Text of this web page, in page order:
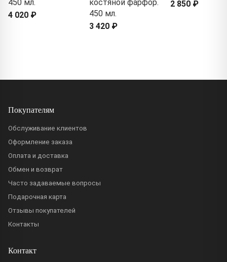
450 мл.
4 020 ₽
костяной фарфор.
450 мл.
3 420 ₽
2 850 ₽
Покупателям
Обслуживание клиентов
Оформление заказа
Оплата и доставка
Обмен и возврат
Часто задаваемые вопросы
Подарочная карта
Отзывы покупателей
Контакты
Контакт